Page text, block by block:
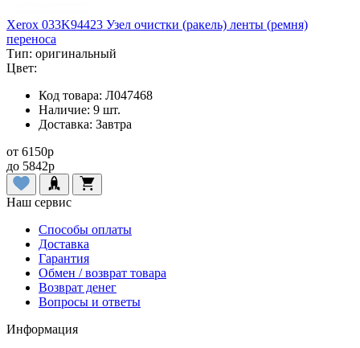
Xerox 033K94423 Узел очистки (ракель) ленты (ремня)
переноса
Тип: оригинальный
Цвет:
Код товара: Л047468
Наличие: 9 шт.
Доставка: Завтра
от 6150p
до 5842p
Наш сервис
Способы оплаты
Доставка
Гарантия
Обмен / возврат товара
Возврат денег
Вопросы и ответы
Информация